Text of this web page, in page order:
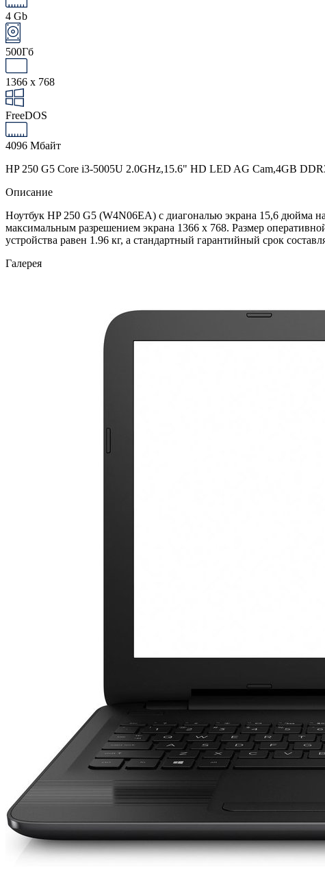
4 Gb
500Гб
1366 x 768
FreeDOS
4096 Мбайт
HP 250 G5 Core i3-5005U 2.0GHz,15.6" HD LED AG Cam,4GB
Описание
Ноутбук HP 250 G5 (W4N06EA) с диагональю экрана 15,6 дюйма
максимальным разрешением экрана 1366 x 768. Размер
устройства равен 1.96 кг, а стандартный гарантийный срок
Галерея